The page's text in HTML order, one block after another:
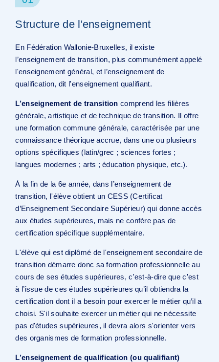
Structure de l'enseignement
En Fédération Wallonie-Bruxelles, il existe
l’enseignement de transition, plus communément appelé
l'enseignement général, et l’enseignement de
qualification, dit l'enseignement qualifiant.
L’enseignement de transition comprend les filières
générale, artistique et de technique de transition. Il offre
une formation commune générale, caractérisée par une
connaissance théorique accrue, dans une ou plusieurs
options spécifiques (latin/grec ; sciences fortes ;
langues modernes ; arts ; éducation physique, etc.).
À la fin de la 6e année, dans l’enseignement de
transition, l'élève obtient un CESS (Certificat
d’Enseignement Secondaire Supérieur) qui donne accès
aux études supérieures, mais ne confère pas de
certification spécifique supplémentaire.
L'élève qui est diplômé de l'enseignement secondaire de
transition démarre donc sa formation professionnelle au
cours de ses études supérieures, c'est-à-dire que c’est
à l’issue de ces études supérieures qu’il obtiendra la
certification dont il a besoin pour exercer le métier qu’il a
choisi. S'il souhaite exercer un métier qui ne nécessite
pas d'études supérieures, il devra alors s'orienter vers
des organismes de formation professionnelle.
L’enseignement de qualification (ou qualifiant)